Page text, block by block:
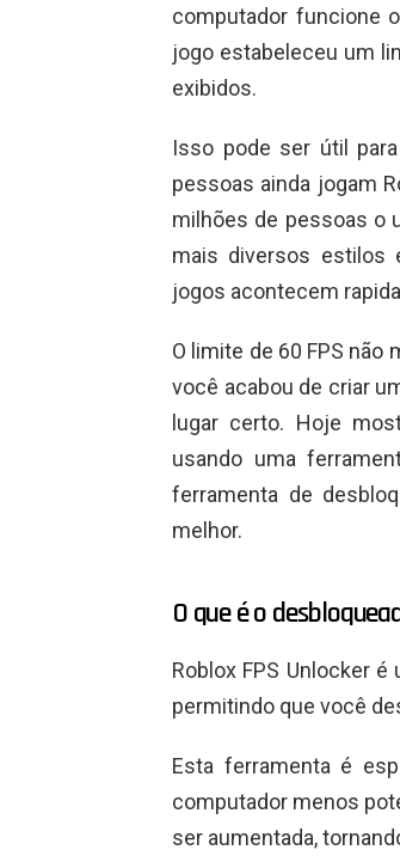
computador funcione
jogo estabeleceu um
exibidos.
Isso pode ser útil
pessoas ainda jogam
milhões de pessoas o
mais diversos estilos
jogos acontecem
O limite de 60 FPS não
você acabou de criar
lugar certo. Hoje
usando uma
ferramenta de
melhor.
O que é o
Roblox FPS Unlocker
permitindo que você
Esta ferramenta é
computador menos
ser aumentada,